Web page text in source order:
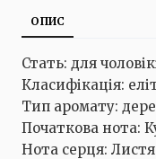
ОПИС
Стать: для
Класифікація:
Тип аромату:
Початкова нота:
Нота серця: